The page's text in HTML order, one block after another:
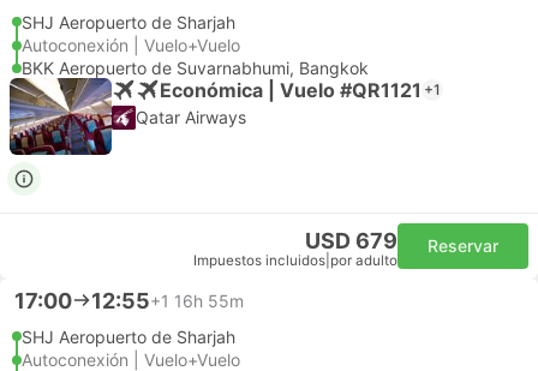
SHJ Aeropuerto de Sharjah
Autoconexión | Vuelo+Vuelo
BKK Aeropuerto de Suvarnabhumi, Bangkok
Económica | Vuelo #QR1121 +1
Qatar Airways
USD 679
Impuestos incluidos por adulto
Reservar
17:00 12:55+1 16h 55m
SHJ Aeropuerto de Sharjah
Autoconexión | Vuelo+Vuelo